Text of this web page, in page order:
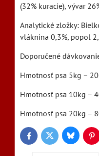
(32% kuracie), vývar
Analytické zložky:
vláknina 0,3%, popol
Doporučené
Hmotnosť psa 5kg –
Hmotnosť psa 10kg –
Hmotnosť psa 20kg –
FacebookTwitter Bluesky